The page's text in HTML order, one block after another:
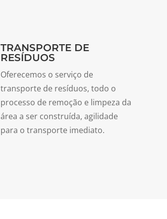
TRANSPORTE DE
RESÍDUOS
Oferecemos o serviço de
transporte de resíduos, todo o
processo de remoção e limpeza da
área a ser construída, agilidade
para o transporte imediato.